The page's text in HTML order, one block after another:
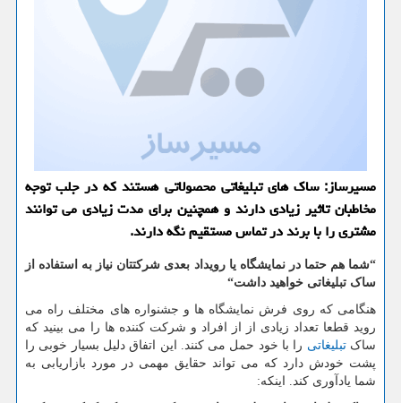
مسیرساز: ساك های تبلیغاتی محصولاتی هستند كه در جلب توجه
مخاطبان تاثیر زیادی دارند و همچنین برای مدت زیادی می توانند
مشتری را با برند در تماس مستقیم نگه دارند.
“شما هم حتمادر نمایشگاه یا رویداد بعدی شرکتتان نیاز به استفاده از
ساک تبلیغاتی خواهید داشت“
هنگامی که روی فرش نمایشگاه ها و جشنواره های مختلف راه می
روید قطعا تعداد زیادی از از افراد و شرکت کننده ها را می بینید که
ساکتبلیغاتی را با خود حمل می کنند. این اتفاق دلیل بسیار خوبی را
پشت خودش دارد که می تواند حقایق مهمی در مورد بازاریابی به
شما یادآوری کند. اینکه: